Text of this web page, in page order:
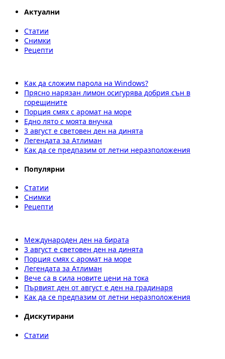
Актуални
Статии
Снимки
Рецепти
Как да сложим парола на Windows?
Прясно нарязан лимон осигурява добрия сън в
горещините
Порция смях с аромат на море
Едно лято с моята внучка
3 август е световен ден на динята
Легендата за Атлиман
Как да се предпазим от летни неразположения
Популярни
Статии
Снимки
Рецепти
Международен ден на бирата
3 август е световен ден на динята
Порция смях с аромат на море
Легендата за Атлиман
Вече са в сила новите цени на тока
Първият ден от август е ден на градинаря
Как да се предпазим от летни неразположения
Дискутирани
Статии